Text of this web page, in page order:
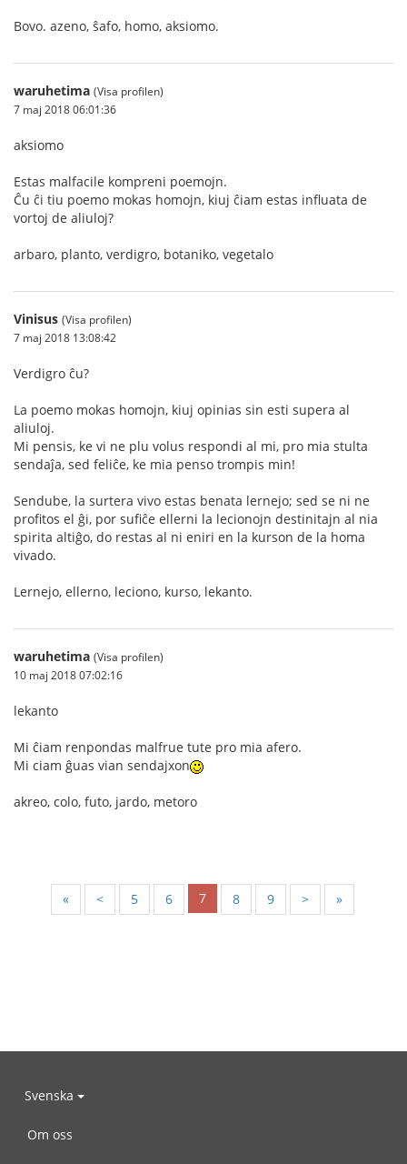
Bovo. azeno, ŝafo, homo, aksiomo.
waruhetima (Visa profilen)
7 maj 2018 06:01:36
aksiomo
Estas malfacile kompreni poemojn.
Ĉu ĉi tiu poemo mokas homojn, kiuj ĉiam estas influata de
vortoj de aliuloj?
arbaro, planto, verdigro, botaniko, vegetalo
Vinisus (Visa profilen)
7 maj 2018 13:08:42
Verdigro ĉu?
La poemo mokas homojn, kiuj opinias sin esti supera al
aliuloj.
Mi pensis, ke vi ne plu volus respondi al mi, pro mia stulta
sendaĵa, sed feliĉe, ke mia penso trompis min!
Sendube, la surtera vivo estas benata lernejo; sed se ni ne
profitos el ĝi, por sufiĉe ellerni la lecionojn destinitajn al nia
spirita altiĝo, do restas al ni eniri en la kurson de la homa
vivado.
Lernejo, ellerno, leciono, kurso, lekanto.
waruhetima (Visa profilen)
10 maj 2018 07:02:16
lekanto
Mi ĉiam renpondas malfrue tute pro mia afero.
Mi ciam ĝuas vian sendajxon
akreo, colo, futo, jardo, metoro
« < 5 6 7 8 9 > »
Svenska
Om oss